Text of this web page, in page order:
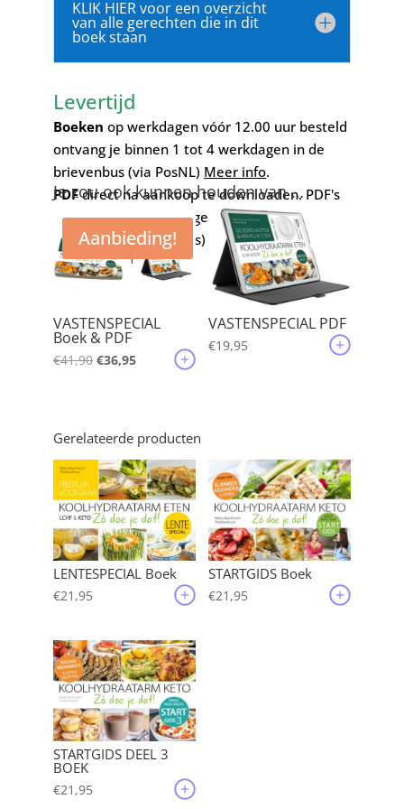
KLIK HIER voor een overzicht
van alle gerechten die in dit
boek staan
Levertijd
Boeken op werkdagen vóór 12.00 uur besteld
ontvang je binnen 1 tot 4 werkdagen in de
brievenbus (via PosNL) Meer info.
PDFdirect na aankoop te downloaden. PDF's
zijn alleen voor eigen gebruik. Delen en
verspreiden (ook gratis) is wettelijk verboden
vanwege copyright!
Je zou ook kunnen houden van …
Aanbieding!
VASTENSPECIAL
Boek & PDF
€41,90 Oorspronkelijke
€36,95Huidige
VASTENSPECIAL PDF
€19,95
Gerelateerde producten
LENTESPECIAL Boek
€21,95
STARTGIDS Boek
€21,95
STARTGIDS DEEL 3
BOEK
€21,95